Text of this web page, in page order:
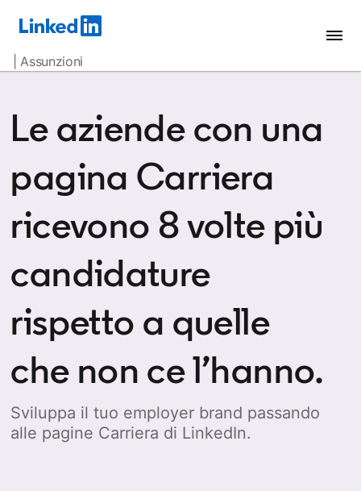
| Assunzioni
Le aziende con una
pagina Carriera
ricevono 8 volte più
candidature
rispetto a quelle
che non ce l’hanno.
Sviluppa il tuo employer brand passando
alle pagine Carriera di LinkedIn.